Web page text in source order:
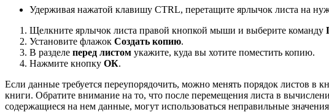
Удерживая нажатой клавишу CTRL, перетащите ярлычок листа на
Щелкните ярлычок листа правой кнопкой мыши и выберите команду
Установите флажок Создать копию.
В разделе перед листом укажите, куда вы хотите поместить копию.
Нажмите кнопку ОК.
Если данные требуется переупорядочить, можно менять порядок листов в
книги. Обратите внимание на то, что после перемещения листа в
содержащиеся на нем данные, могут использоваться неправильные